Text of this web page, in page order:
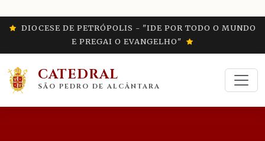
DIOCESE DE PETRÓPOLIS - "IDE POR TODO O MUNDO
E PREGAI O EVANGELHO"
CATEDRAL
SÃO PEDRO DE ALCÂNTARA